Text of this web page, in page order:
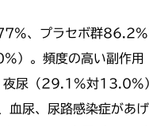
、プラセボ群86.2%
）。頻度の高い副作
夜尿（29.1%対13.0%
尿、尿路感染症があげ